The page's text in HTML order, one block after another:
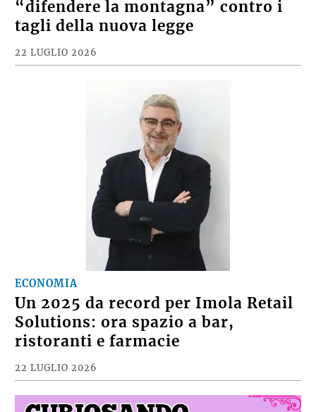
“difendere la montagna” contro i
tagli della nuova legge
22 LUGLIO 2026
ECONOMIA
Un 2025 da record per Imola Retail
Solutions: ora spazio a bar,
ristoranti e farmacie
22 LUGLIO 2026